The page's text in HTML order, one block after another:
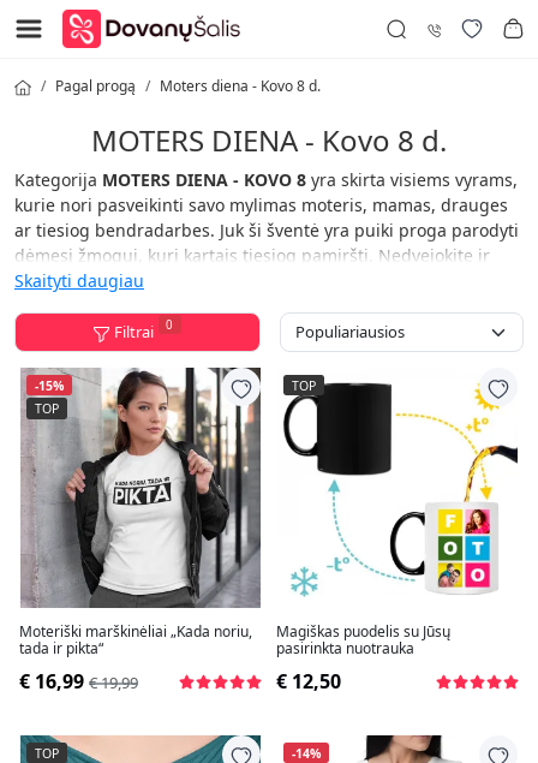
Pagal progą Moters diena - Kovo 8 d.
MOTERS DIENA - Kovo 8 d.
Kategorija MOTERS DIENA - KOVO 8 yra skirta visiems vyrams,
kurie nori pasveikinti savo mylimas moteris, mamas, drauges
ar tiesiog bendradarbes. Juk ši šventė yra puiki proga parodyti
dėmesį žmogui, kurį kartais tiesiog pamiršti. Nedvejokite ir
išsirinkite pačią originaliausią dovaną jau dabar!
Dovanų Šalis drąsiai teigia: Nuo dabar dovana – ne problema!
Skaityti daugiau
Filtrai 0
-15%
TOP
Moteriški marškinėliai „Kada noriu,
tada ir pikta“
€ 16,99 € 19,99
TOP
Magiškas puodelis su Jūsų
pasirinkta nuotrauka
€ 12,50
TOP
-14%